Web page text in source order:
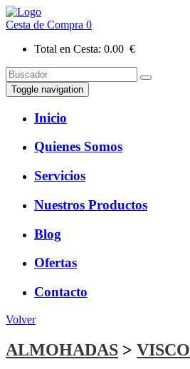
Cesta de Compra 0
Total en Cesta: 0.00 €
Toggle navigation
Inicio
Quienes Somos
Servicios
Nuestros Productos
Blog
Ofertas
Contacto
Volver
ALMOHADAS > VISCO